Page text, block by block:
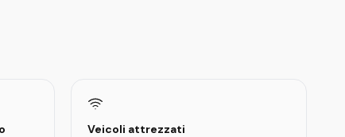
Veicoli attrezzati